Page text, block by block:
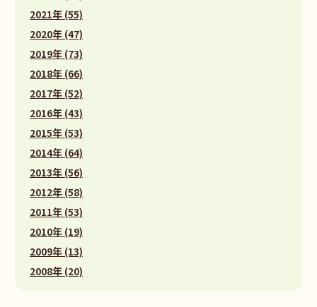
2021年 (55)
2020年 (47)
2019年 (73)
2018年 (66)
2017年 (52)
2016年 (43)
2015年 (53)
2014年 (64)
2013年 (56)
2012年 (58)
2011年 (53)
2010年 (19)
2009年 (13)
2008年 (20)